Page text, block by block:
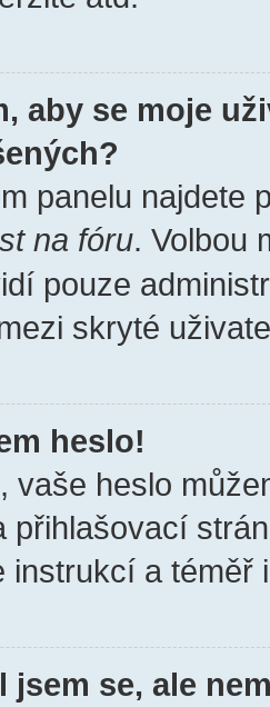
aby se moje
panelu najdete
na fóru. Volbou
pouze
skryté
heslo!
vaše heslo
přihlašovací
instrukcí a téměř
jsem se, ale